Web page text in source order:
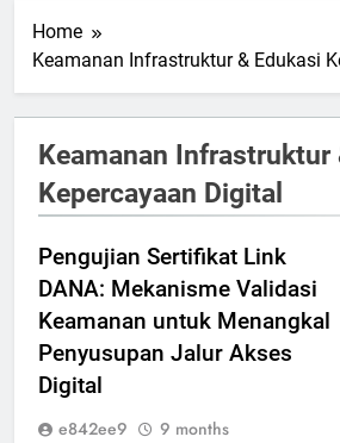
Home
Keamanan Infrastruktur & Edukasi
Keamanan Infrastruktur
Kepercayaan Digital
Pengujian Sertifikat Link
DANA: Mekanisme Validasi
Keamanan untuk Menangkal
Penyusupan Jalur Akses
Digital
e842ee9
9 months